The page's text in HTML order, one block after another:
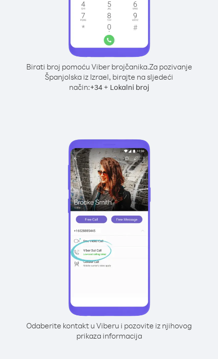
Birati broj pomoću Viber brojčanika.Za pozivanje
Španjolska iz Izrael, birajte na sljedeći
način:+34+ Lokalni broj
Odaberite kontakt u Viberu i pozovite iz njihovog
prikaza informacija